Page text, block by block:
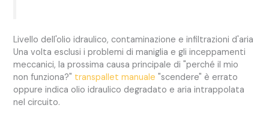
Livello dell'olio idraulico, contaminazione e infiltrazioni d'aria
Una volta esclusi i problemi di maniglia e gli inceppamenti
meccanici, la prossima causa principale di "perché il mio
non funziona?" transpallet manuale "scendere" è errato
oppure indica olio idraulico degradato e aria intrappolata
nel circuito.